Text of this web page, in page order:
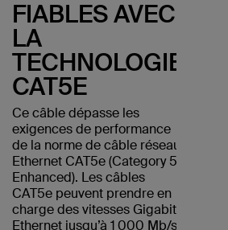
FIABLES AVEC
LA
TECHNOLOGIE
CAT5E
Ce câble dépasse les
exigences de performance
de la norme de câble réseau
Ethernet CAT5e (Category 5
Enhanced). Les câbles
CAT5e peuvent prendre en
charge des vitesses Gigabit
Ethernet jusqu’à 1 000 Mb/s